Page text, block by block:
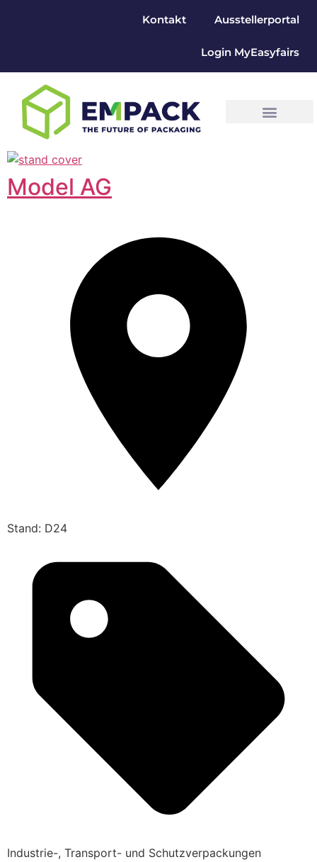
Kontakt Ausstellerportal
Login MyEasyfairs
Model AG
Stand: D24
Industrie-, Transport- und Schutzverpackungen